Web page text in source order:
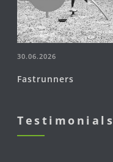
30.06.2026
Fastrunners
Testimonials